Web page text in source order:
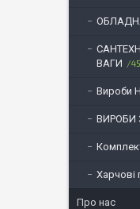
ВАГИ
Вироби
ВИРОБИ
Харчові
Про нас